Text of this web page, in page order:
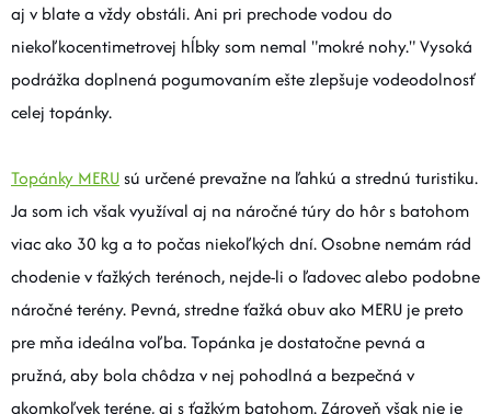
aj v blate a vždy obstáli. Ani pri prechode vodou do
niekoľkocentimetrovej hĺbky som nemal "mokré nohy." Vysoká
podrážka doplnená pogumovaním ešte zlepšuje vodeodolnosť
celej topánky.
Topánky MERUsú určené prevažne na ľahkú a strednú turistiku.
Ja som ich však využíval aj na náročné túry do hôr s batohom
viac ako 30 kg a to počas niekoľkých dní. Osobne nemám rád
chodenie v ťažkých terénoch, nejde-li o ľadovec alebo podobne
náročné terény. Pevná, stredne ťažká obuv ako MERU je preto
pre mňa ideálna voľba. Topánka je dostatočne pevná a
pružná, aby bola chôdza v nej pohodlná a bezpečná v
akomkoľvek teréne, aj s ťažkým batohom. Zároveň však nie je